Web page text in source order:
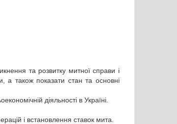
та розвитку митної справи і
а також показати стан та основні
діяльності в Україні.
і встановлення ставок мита.